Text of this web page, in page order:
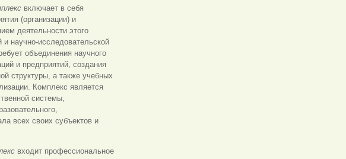
включает в себя
(организации) и
деятельности этого
и научно-исследовательской
объединения научного
и предприятий, создания
структуры, а также учебных
Комплекс является
системы,
всех своих субъектов и
входит профессиональное